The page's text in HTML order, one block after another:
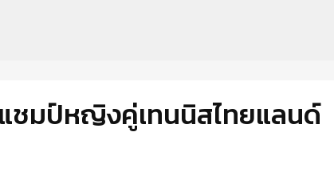
แชมป์หญิงคู่เทนนิสไทยแลนด์